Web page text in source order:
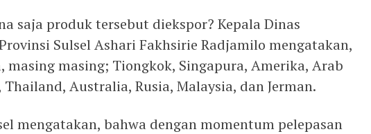
saja produk tersebut diekspor? Kepala Dinas
Sulsel Ashari Fakhsirie Radjamilo mengatakan,
masing masing; Tiongkok, Singapura, Amerika, Arab
Thailand, Australia, Rusia, Malaysia, dan Jerman.
mengatakan, bahwa dengan momentum pelepasan